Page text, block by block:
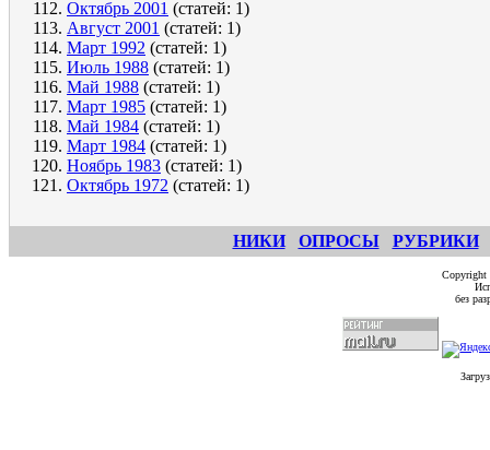
Октябрь 2001 (статей: 1)
Август 2001 (статей: 1)
Март 1992 (статей: 1)
Июль 1988 (статей: 1)
Май 1988 (статей: 1)
Март 1985 (статей: 1)
Май 1984 (статей: 1)
Март 1984 (статей: 1)
Ноябрь 1983 (статей: 1)
Октябрь 1972 (статей: 1)
НИКИ ОПРОСЫ РУБРИКИ
без